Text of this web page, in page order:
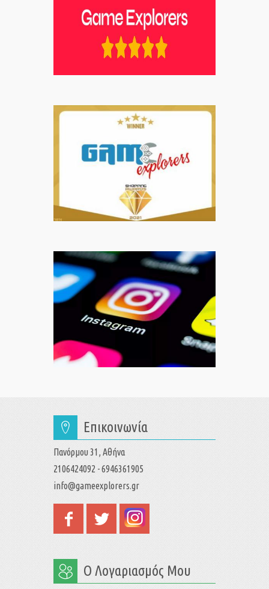
Επικοινωνία
Πανόρμου 31, Αθήνα
2106424092 - 6946361905
info@gameexplorers.gr
Ο Λογαριασμός Μου